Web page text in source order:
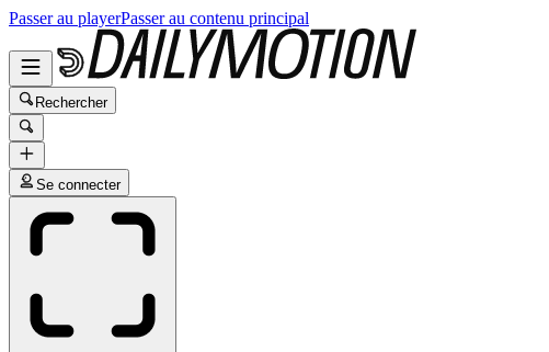
Passer au playerPasser au contenu principal
Rechercher
Se connecter